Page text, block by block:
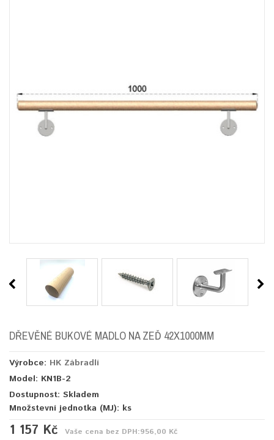
DŘEVĚNÉ BUKOVÉ MADLO NA ZEĎ 42X1000MM
Výrobce: HK Zábradlí
Model: KN1B-2
Dostupnost: Skladem
Množstevní jednotka (MJ): ks
1 157 Kč Vaše cena bez DPH:956,00 Kč